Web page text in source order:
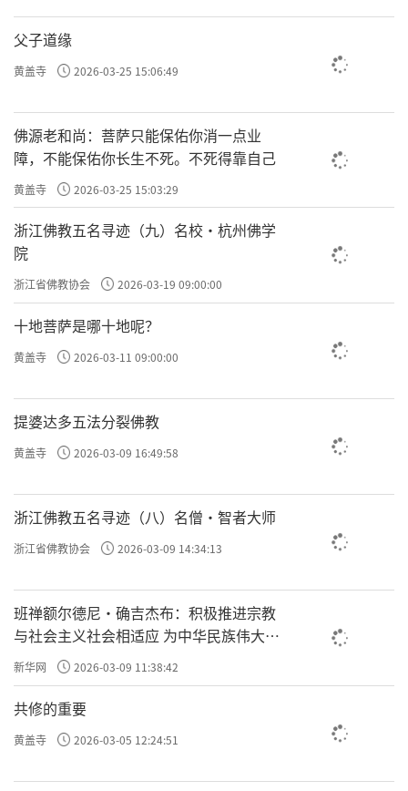
父子道缘
黄盖寺 2026-03-25 15:06:49
佛源老和尚：菩萨只能保佑你消一点业
障，不能保佑你长生不死。不死得靠自己
黄盖寺 2026-03-25 15:03:29
浙江佛教五名寻迹（九）名校·杭州佛学
院
浙江省佛教协会 2026-03-19 09:00:00
十地菩萨是哪十地呢？
黄盖寺 2026-03-11 09:00:00
提婆达多五法分裂佛教
黄盖寺 2026-03-09 16:49:58
浙江佛教五名寻迹（八）名僧·智者大师
浙江省佛教协会 2026-03-09 14:34:13
班禅额尔德尼·确吉杰布：积极推进宗教
与社会主义社会相适应 为中华民族伟大复
兴贡献力量
新华网 2026-03-09 11:38:42
共修的重要
黄盖寺 2026-03-05 12:24:51